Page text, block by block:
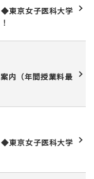
東京女子医科大学
内（年間授業料最
東京女子医科大学